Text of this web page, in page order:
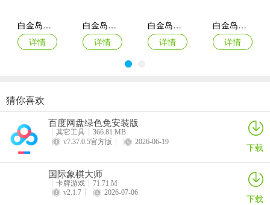
4、劲爆爽快地棋牌对战方式，让你可以在游戏里面体验到什么才是传
承经典，白金岛跑得快创新的经典。
将升级再也不用无限杀怪了。
2、懂得留有一手，比赛要经历好几个回合，任何时候都有可能翻盘，
留一手有备无患
4、【用车养车知识】你知道驾驶习惯对油耗的影响吗?你知道长途之
白金岛跑得快
详情
白金岛跑得快正版
详情
白金岛跑得快
详情
白金岛跑得快
详情
白金岛跑得快
详情
白金岛跑得快
详情
白金岛跑得快
白金岛跑得快
猜你喜欢
百度网盘绿色免安装版
其它工具
366.81 MB
v7.37.0.5官方版
2026-06-19 下载
国际象棋大师
卡牌游戏
71.71 M
v2.1.7
2026-07-06 下载